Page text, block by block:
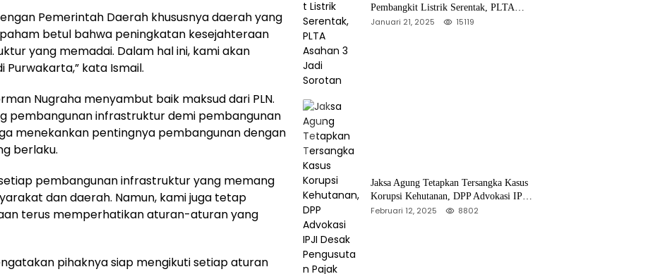
Pemerintah Daerah khususnya daerah yang
betul bahwa peningkatan kesejahteraan
yang memadai. Dalam hal ini, kami akan
kata Ismail.
Nugraha menyambut baik maksud dari PLN.
pembangunan infrastruktur demi pembangunan
menekankan pentingnya pembangunan dengan
berlaku.
pembangunan infrastruktur yang memang
dan daerah. Namun, kami juga tetap
terus memperhatikan aturan-aturan yang
pihaknya siap mengikuti setiap aturan
Pembangkit Listrik Serentak, PLTA
Asahan 3 Jadi Sorotan
Januari 21, 2025 15119
Jaksa Agung Tetapkan Tersangka Kasus
Korupsi Kehutanan, DPP Advokasi IPJI
Desak Pengusutan Pajak RAPP
Februari 12, 2025 8802